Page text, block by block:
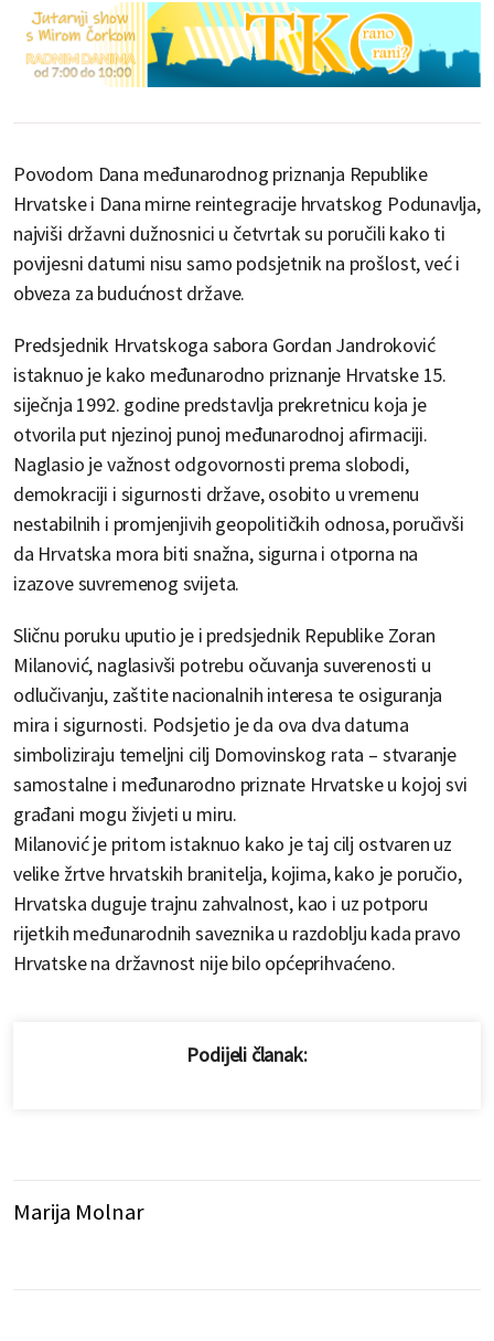
Povodom Dana međunarodnog priznanja Republike
Hrvatske i Dana mirne reintegracije hrvatskog Podunavlja,
najviši državni dužnosnici u četvrtak su poručili kako ti
povijesni datumi nisu samo podsjetnik na prošlost, već i
obveza za budućnost države.
Predsjednik Hrvatskoga sabora Gordan Jandroković
istaknuo je kako međunarodno priznanje Hrvatske 15.
siječnja 1992. godine predstavlja prekretnicu koja je
otvorila put njezinoj punoj međunarodnoj afirmaciji.
Naglasio je važnost odgovornosti prema slobodi,
demokraciji i sigurnosti države, osobito u vremenu
nestabilnih i promjenjivih geopolitičkih odnosa, poručivši
da Hrvatska mora biti snažna, sigurna i otporna na
izazove suvremenog svijeta.
Sličnu poruku uputio je i predsjednik Republike Zoran
Milanović, naglasivši potrebu očuvanja suverenosti u
odlučivanju, zaštite nacionalnih interesa te osiguranja
mira i sigurnosti. Podsjetio je da ova dva datuma
simboliziraju temeljni cilj Domovinskog rata – stvaranje
samostalne i međunarodno priznate Hrvatske u kojoj svi
građani mogu živjeti u miru.
Milanović je pritom istaknuo kako je taj cilj ostvaren uz
velike žrtve hrvatskih branitelja, kojima, kako je poručio,
Hrvatska duguje trajnu zahvalnost, kao i uz potporu
rijetkih međunarodnih saveznika u razdoblju kada pravo
Hrvatske na državnost nije bilo općeprihvaćeno.
Podijeli članak:
Marija Molnar